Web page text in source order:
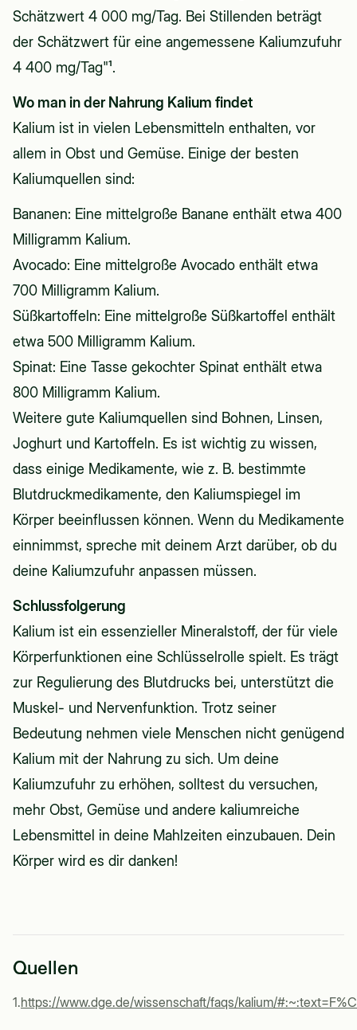
Schätzwert 4 000 mg/Tag. Bei Stillenden beträgt
der Schätzwert für eine angemessene Kaliumzufuhr
4 400 mg/Tag"¹.
Wo man in der Nahrung Kalium findet
Kalium ist in vielen Lebensmitteln enthalten, vor
allem in Obst und Gemüse. Einige der besten
Kaliumquellen sind:
Bananen: Eine mittelgroße Banane enthält etwa 400
Milligramm Kalium.
Avocado: Eine mittelgroße Avocado enthält etwa
700 Milligramm Kalium.
Süßkartoffeln: Eine mittelgroße Süßkartoffel enthält
etwa 500 Milligramm Kalium.
Spinat: Eine Tasse gekochter Spinat enthält etwa
800 Milligramm Kalium.
Weitere gute Kaliumquellen sind Bohnen, Linsen,
Joghurt und Kartoffeln. Es ist wichtig zu wissen,
dass einige Medikamente, wie z. B. bestimmte
Blutdruckmedikamente, den Kaliumspiegel im
Körper beeinflussen können. Wenn du Medikamente
einnimmst, spreche mit deinem Arzt darüber, ob du
deine Kaliumzufuhr anpassen müssen.
Schlussfolgerung
Kalium ist ein essenzieller Mineralstoff, der für viele
Körperfunktionen eine Schlüsselrolle spielt. Es trägt
zur Regulierung des Blutdrucks bei, unterstützt die
Muskel- und Nervenfunktion. Trotz seiner
Bedeutung nehmen viele Menschen nicht genügend
Kalium mit der Nahrung zu sich. Um deine
Kaliumzufuhr zu erhöhen, solltest du versuchen,
mehr Obst, Gemüse und andere kaliumreiche
Lebensmittel in deine Mahlzeiten einzubauen. Dein
Körper wird es dir danken!
Quellen
1.https://www.dge.de/wissenschaft/faqs/kalium/